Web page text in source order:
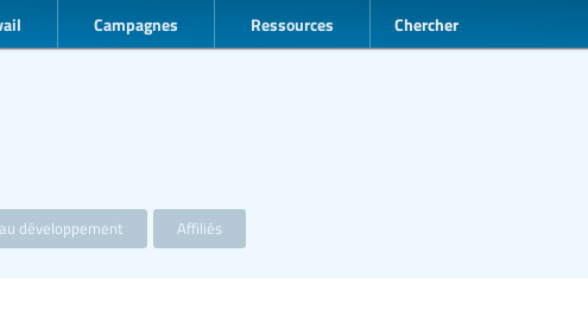
Campagnes Ressources Chercher
développement Affiliés